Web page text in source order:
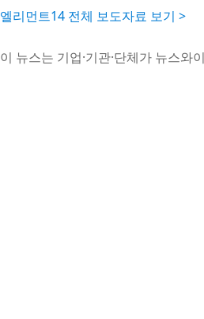
엘리먼트14 전체 보도자료 보기 >
이 뉴스는 기업·기관·단체가 뉴스